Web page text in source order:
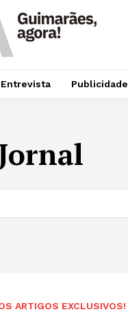
Publicidade
ARTIGOS EXCLUSIVOS!